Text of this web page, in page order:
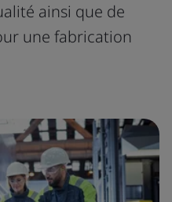
ainsi que de
une fabrication